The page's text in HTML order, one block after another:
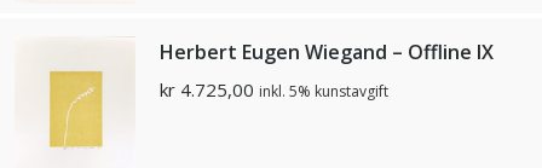
Herbert Eugen Wiegand – Offline IX
kr 4.725,00 inkl. 5% kunstavgift